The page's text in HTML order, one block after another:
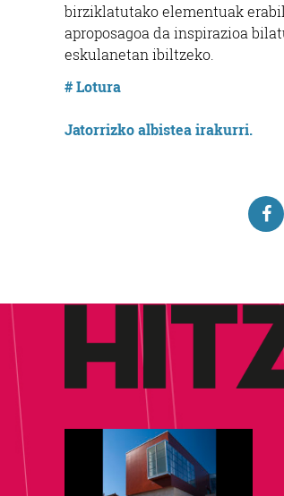
birziklatutako elementuak
aproposagoa da inspirazioa
eskulanetan ibiltzeko.
# Lotura
Jatorrizko albistea irakurri.